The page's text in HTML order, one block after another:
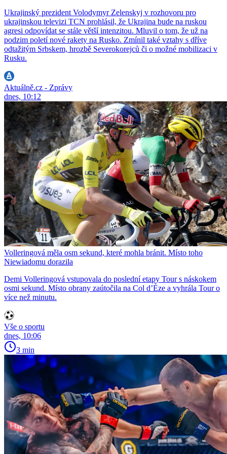
Ukrajinský prezident Volodymyr Zelenskyj v rozhovoru pro
ukrajinskou televizi TCN prohlásil, že Ukrajina bude na ruskou
agresi odpovídat se stále větší intenzitou. Mluvil o tom, že už na
podzim poletí nové rakety na Rusko. Zmínil také vztahy s dříve
odtažitým Srbskem, hrozbě Severokorejců či o možné mobilizaci v
Rusku.
Aktuálně.cz - Zprávy
dnes, 10:12
Volleringová měla osm sekund, které mohla bránit. Místo toho
Niewiadomu dorazila
Demi Volleringová vstupovala do poslední etapy Tour s náskokem
osmi sekund. Místo obrany zaútočila na Col d’Èze a vyhrála Tour o
více než minutu.
Vše o sportu
dnes, 10:06
3 min